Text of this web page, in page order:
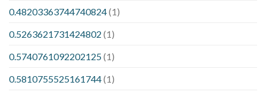
0.48203363744740824(1)
0.5263621731424802 (1)
0.5740761092202125(1)
0.5810755525161744(1)